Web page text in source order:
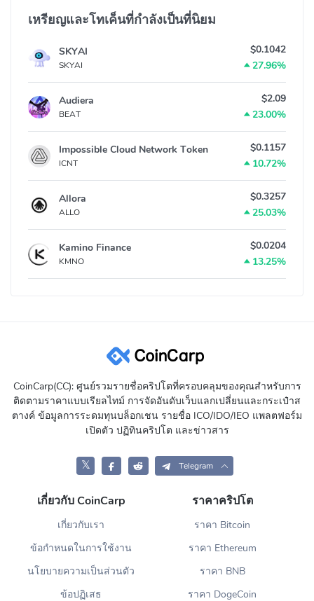
เหรียญและโทเค็นที่กำลังเป็นที่นิยม
SKYAI
SKYAI
$0.1042
27.96%
Audiera
BEAT
$2.09
23.00%
Impossible Cloud Network Token
ICNT
$0.1157
10.72%
Allora
ALLO
$0.3257
25.03%
Kamino Finance
KMNO
$0.0204
13.25%
CoinCarp(CC): ศูนย์รวมรายชื่อคริปโตที่ครอบคลุมของคุณสำหรับการ
ติดตามราคาแบบเรียลไทม์ การจัดอันดับเว็บแลกเปลี่ยนและกระเป๋าส
ตางค์ ข้อมูลการระดมทุนบล็อกเชน รายชื่อ ICO/IDO/IEO แพลตฟอร์ม
เปิดตัว ปฏิทินคริปโต และข่าวสาร
𝕏 Telegram
เกี่ยวกับ CoinCarp
เกี่ยวกับเรา
ข้อกำหนดในการใช้งาน
นโยบายความเป็นส่วนตัว
ข้อปฏิเสธ
ราคาคริปโต
ราคา Bitcoin
ราคา Ethereum
ราคา BNB
ราคา DogeCoin